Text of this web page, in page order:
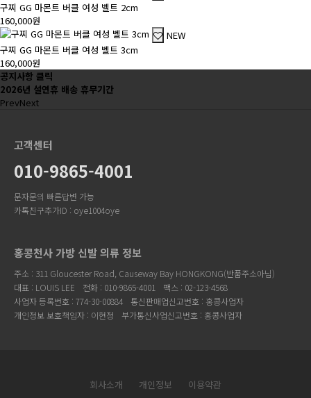
구찌 GG 마몬트 버클 여성 벨트 2cm
160,000원
NEW
구찌 GG 마몬트 버클 여성 벨트 3cm
160,000원
공지사항 클릭
2026년 설연휴 배송 휴무기간
PrevNext
고객센터
010-9865-4001
문자문의 빠른답변 가능
카톡친구추가ID : oye1004oye
홍콩천사 가방 신발 의류 정보
주소 : 311 Gloucester Road, Causeway Bay HONGKONG(반품주소아님)
대표 : LOUIS LEE
전화 : 010-9865-4001
팩스 : 02-123-4568
사업자 등록번호 : 774-30-00884
통신판매업신고번호 : 홍콩사업자
개인정보 보호책임자 : 이현정
부가통신사업신고번호 : 홍콩사업자
회사소개 개인정보 이용약관